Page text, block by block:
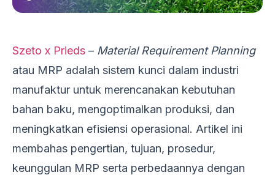
Szeto x Prieds – Material Requirement Planning
atau MRP adalah sistem kunci dalam industri
manufaktur untuk merencanakan kebutuhan
bahan baku, mengoptimalkan produksi, dan
meningkatkan efisiensi operasional. Artikel ini
membahas pengertian, tujuan, prosedur,
keunggulan MRP serta perbedaannya dengan